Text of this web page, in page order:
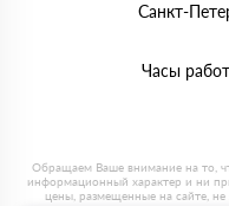
Санкт-
Часы